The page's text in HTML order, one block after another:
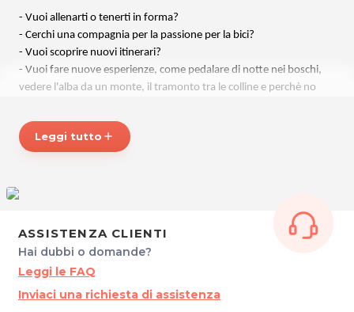
- Vuoi allenarti o tenerti in forma?
- Cerchi una compagnia per la passione per la bici?
- Vuoi scoprire nuovi itinerari?
- Vuoi fare nuove esperienze, come pedalare di notte nei boschi,
vedere l'alba da un monte, il tramonto tra le colline e perchè no
- Ti serve qualche consiglio base sulla tecnica di guida?
* Noleggio della fat bike non compreso nel costo di iscrizione.
Ti garantisco che pedalando con noi e seguendo i nostri itinerari:
- Molto probabilmente ti sorprenderai ti cosa potrai fare
Ma forse...
Leggi tutto add
ASSISTENZA CLIENTI
Hai dubbi o domande?
Leggi le FAQ
Inviaci una richiesta di assistenza